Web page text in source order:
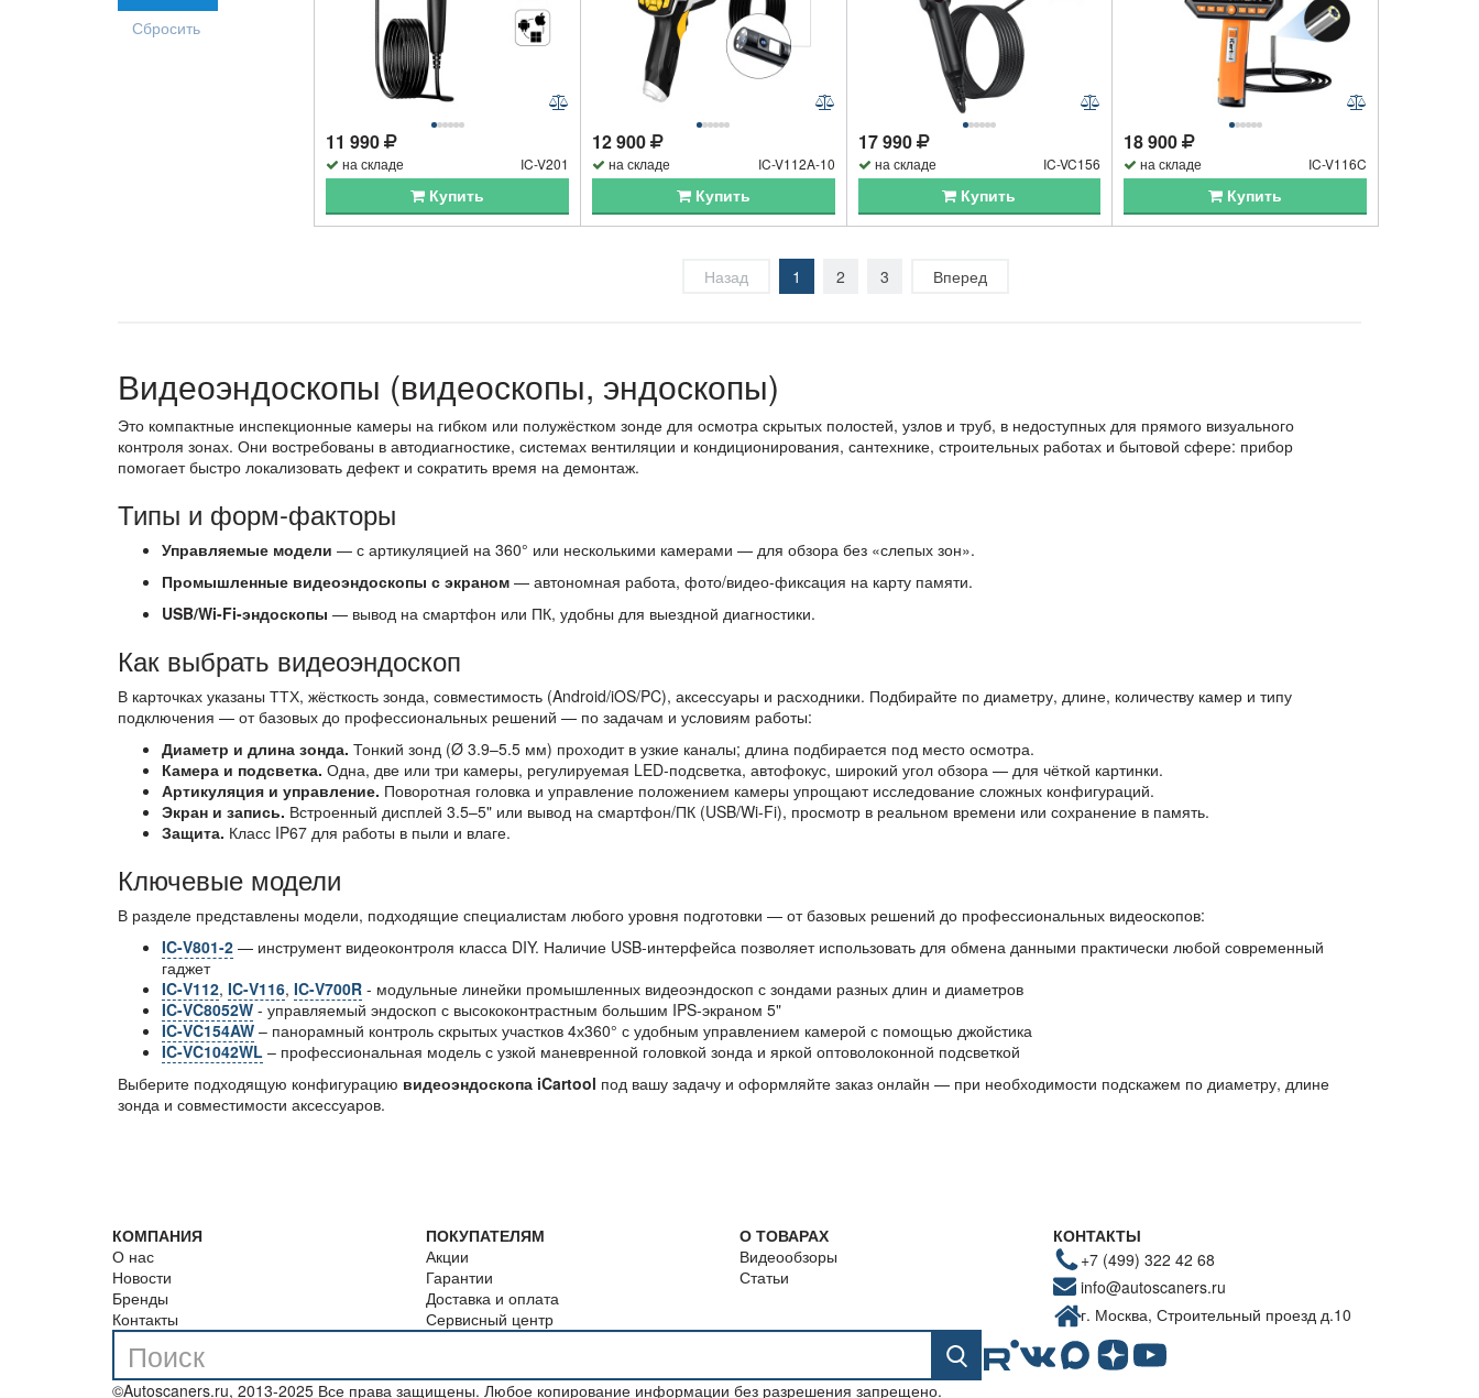
11 990
на складе IC-V201
Купить
12 900
на складе IC-V112A-10
Купить
17 990
на складе IC-VC156
Купить
18 900
на складе IC-V116C
Купить
Назад 1 2 3 Вперед
Видеоэндоскопы (видеоскопы, эндоскопы)
Это компактные инспекционные камеры на гибком или полужёстком зонде для осмотра скрытых полостей, узлов и труб, в недоступных для прямого визуального
контроля зонах. Они востребованы в автодиагностике, системах вентиляции и кондиционирования, сантехнике, строительных работах и бытовой сфере: прибор
помогает быстро локализовать дефект и сократить время на демонтаж.
Типы и форм-факторы
Управляемые модели — с артикуляцией на 360° или несколькими камерами — для обзора без «слепых зон».
Промышленные видеоэндоскопы с экраном — автономная работа, фото/видео-фиксация на карту памяти.
USB/Wi-Fi-эндоскопы — вывод на смартфон или ПК, удобны для выездной диагностики.
Как выбрать видеоэндоскоп
В карточках указаны ТТХ, жёсткость зонда, совместимость (Android/iOS/PC), аксессуары и расходники. Подбирайте по диаметру, длине, количеству камер и типу
подключения — от базовых до профессиональных решений — по задачам и условиям работы:
Диаметр и длина зонда. Тонкий зонд (Ø 3.9–5.5 мм) проходит в узкие каналы; длина подбирается под место осмотра.
Камера и подсветка. Одна, две или три камеры, регулируемая LED-подсветка, автофокус, широкий угол обзора — для чёткой картинки.
Артикуляция и управление. Поворотная головка и управление положением камеры упрощают исследование сложных конфигураций.
Экран и запись. Встроенный дисплей 3.5–5" или вывод на смартфон/ПК (USB/Wi-Fi), просмотр в реальном времени или сохранение в память.
Защита. Класс IP67 для работы в пыли и влаге.
Ключевые модели
В разделе представлены модели, подходящие специалистам любого уровня подготовки — от базовых решений до профессиональных видеоскопов:
IC-V801-2 — инструмент видеоконтроля класса DIY. Наличие USB-интерфейса позволяет использовать для обмена данными практически любой современный
гаджет
IC-V112, IC-V116, IC-V700R - модульные линейки промышленных видеоэндоскоп с зондами разных длин и диаметров
IC-VC8052W - управляемый эндоскоп с высококонтрастным большим IPS-экраном 5"
IC-VC154AW – панорамный контроль скрытых участков 4х360° с удобным управлением камерой с помощью джойстика
IC-VC1042WL – профессиональная модель с узкой маневренной головкой зонда и яркой оптоволоконной подсветкой
Выберите подходящую конфигурацию видеоэндоскопа iCartool под вашу задачу и оформляйте заказ онлайн — при необходимости подскажем по диаметру, длине
зонда и совместимости аксессуаров.
КОМПАНИЯ
О нас
Новости
Бренды
Контакты
ПОКУПАТЕЛЯМ
Акции
Гарантии
Доставка и оплата
Сервисный центр
О ТОВАРАХ
Видеообзоры
Статьи
КОНТАКТЫ
+7 (499) 322 42 68
info@autoscaners.ru
г. Москва, Строительный проезд д.10
©Autoscaners.ru, 2013-2025 Все права защищены. Любое копирование информации без разрешения запрещено.